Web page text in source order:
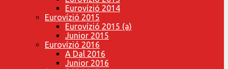
Eurovízió 2014
Eurovízió 2015
Eurovízió 2015 (a)
Junior 2015
Eurovízió 2016
A Dal 2016
Junior 2016